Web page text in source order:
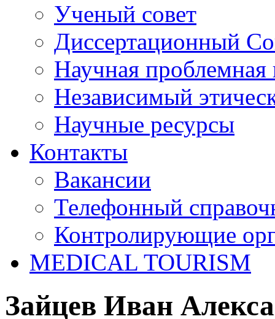
Ученый совет
Диссертационный
Научная проблемная
Независимый
Научные ресурсы
Контакты
Вакансии
Телефонный
Контролирующие
MEDICAL TOURISM
Зайцев Иван